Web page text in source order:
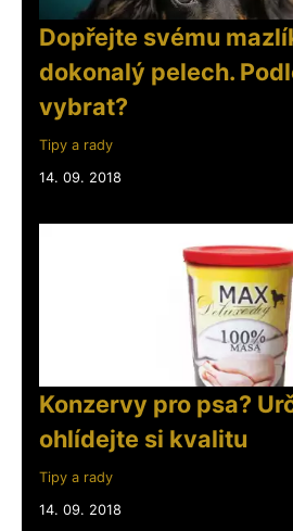
Dopřejte svému
dokonalý pelech.
vybrat?
Tipy a rady
14. 09. 2018
Konzervy pro psa?
ohlídejte si kvalitu
Tipy a rady
14. 09. 2018